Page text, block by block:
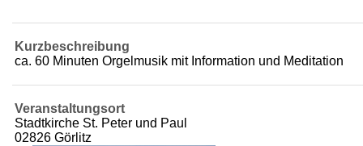
Kurzbeschreibung
ca. 60 Minuten Orgelmusik mit Information und Meditation
Veranstaltungsort
Stadtkirche St. Peter und Paul
02826 Görlitz